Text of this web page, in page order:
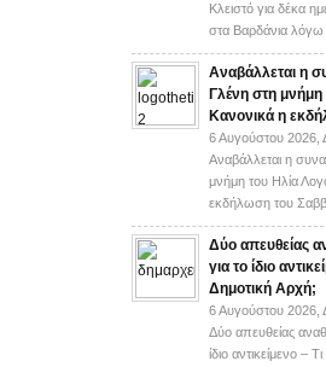
Κλειστό για δέκα
στα Βαρδάνια λόγω
Αναβάλλεται η
Γλένη στη
Κανονικά η
6 Αυγούστου 2026,
Αναβάλλεται η
μνήμη του Ηλία
εκδήλωση του
Δύο απευθείας
για το ίδιο
Δημοτική Αρχή;
6 Αυγούστου 2026,
Δύο απευθείας
ίδιο αντικείμενο –